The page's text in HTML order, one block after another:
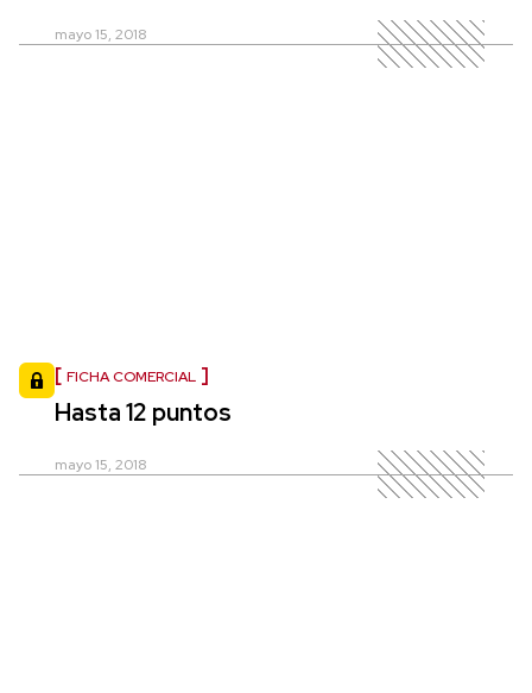
mayo 15, 2018
FICHA COMERCIAL
Hasta 12 puntos
mayo 15, 2018